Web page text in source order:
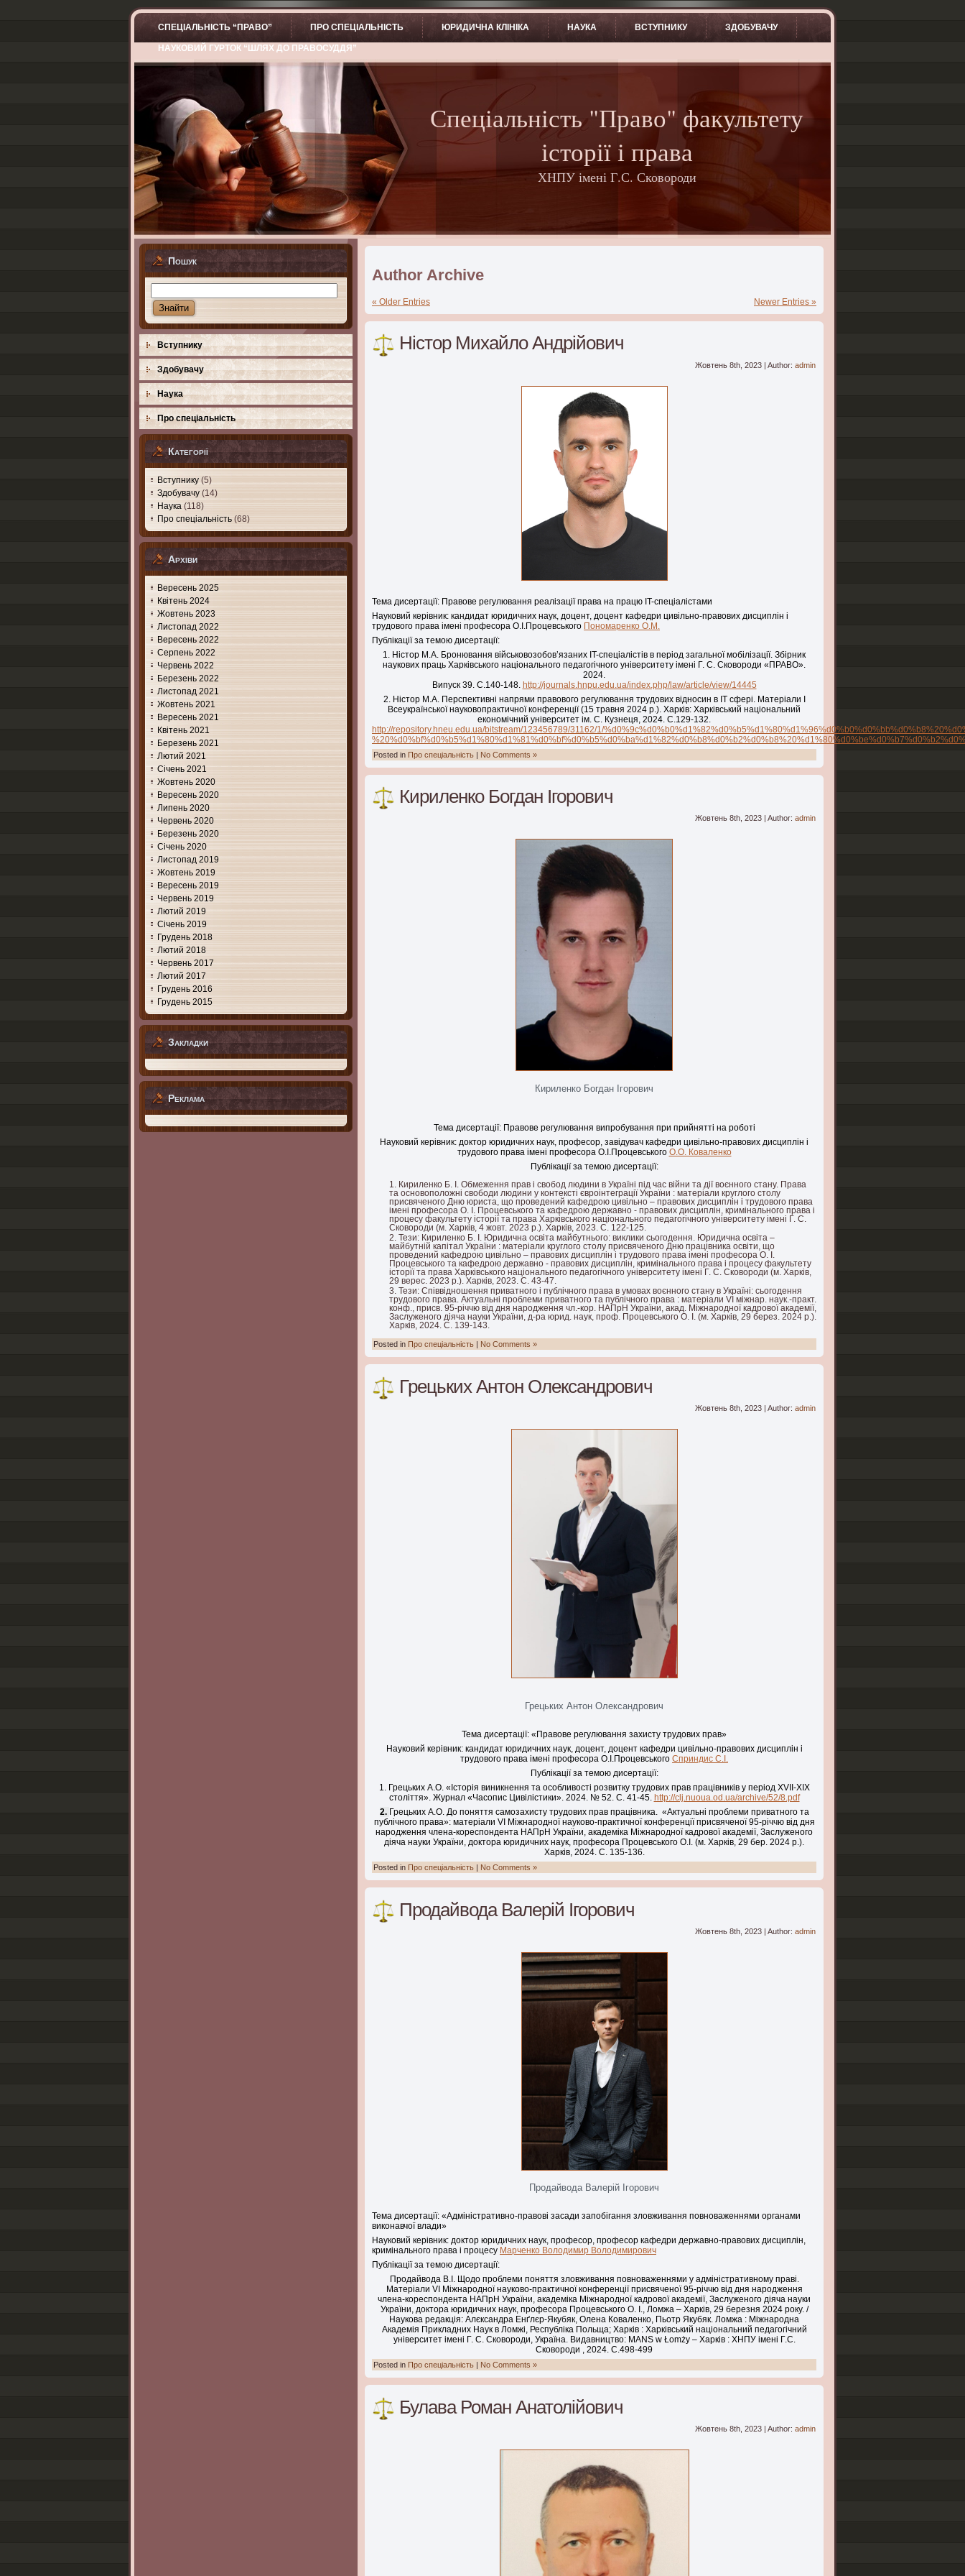
СПЕЦІАЛЬНІСТЬ “ПРАВО” ПРО СПЕЦІАЛЬНІСТЬ ЮРИДИЧНА КЛІНІКА НАУКА ВСТУПНИКУ ЗДОБУВАЧУ
НАУКОВИЙ ГУРТОК “ШЛЯХ ДО ПРАВОСУДДЯ”
Спеціальність "Право" факультету
історії і права
ХНПУ імені Г.С. Сковороди
Пошук
Вступнику
Здобувачу
Наука
Про спеціальність
Категорії
Вступнику (5)
Здобувачу (14)
Наука (118)
Про спеціальність (68)
Архіви
Вересень 2025
Квітень 2024
Жовтень 2023
Листопад 2022
Вересень 2022
Серпень 2022
Червень 2022
Березень 2022
Листопад 2021
Жовтень 2021
Вересень 2021
Квітень 2021
Березень 2021
Лютий 2021
Січень 2021
Жовтень 2020
Вересень 2020
Липень 2020
Червень 2020
Березень 2020
Січень 2020
Листопад 2019
Жовтень 2019
Вересень 2019
Червень 2019
Лютий 2019
Січень 2019
Грудень 2018
Лютий 2018
Червень 2017
Лютий 2017
Грудень 2016
Грудень 2015
Закладки
Реклама
Author Archive
« Older Entries Newer Entries »
Ністор Михайло Андрійович
Жовтень 8th, 2023 | Author: admin
Тема дисертації: Правове регулювання реалізації права на працю IT-спеціалістами
Науковий керівник: кандидат юридичних наук, доцент, доцент кафедри цивільно-правових дисциплін і
трудового права імені професора О.І.Процевського Пономаренко О.М.
Публікації за темою дисертації:
1. Ністор М.А. Бронювання військовозобов’язаних IT-спеціалістів в період загальної мобілізації. Збірник
наукових праць Харківського національного педагогічного університету імені Г. С. Сковороди «ПРАВО».
2024.
Випуск 39. С.140-148. http://journals.hnpu.edu.ua/index.php/law/article/view/14445
2. Ністор М.А. Перспективні напрями правового регулювання трудових відносин в IT сфері. Матеріали І
Всеукраїнської науковопрактичної конференції (15 травня 2024 р.). Харків: Харківський національний
економічний університет ім. С. Кузнеця, 2024. С.129-132.
http://repository.hneu.edu.ua/bitstream/123456789/31162/1/
Posted in Про спеціальність | No Comments »
Кириленко Богдан Ігорович
Жовтень 8th, 2023 | Author: admin
Кириленко Богдан Ігорович
Тема дисертації: Правове регулювання випробування при прийнятті на роботі
Науковий керівник: доктор юридичних наук, професор, завідувач кафедри цивільно-правових дисциплін і
трудового права імені професора О.І.Процевського О.О. Коваленко
Публікації за темою дисертації:
Кириленко Б. І. Обмеження прав і свобод людини в Україні під час війни та дії воєнного стану. Права
та основоположні свободи людини у контексті євроінтеграції України : матеріали круглого столу
присвяченого Дню юриста, що проведений кафедрою цивільно – правових дисциплін і трудового права
імені професора О. І. Процевського та кафедрою державно - правових дисциплін, кримінального права і
процесу факультету історії та права Харківського національного педагогічного університету імені Г. С.
Сковороди (м. Харків, 4 жовт. 2023 р.). Харків, 2023. С. 122-125.
Тези: Кириленко Б. І. Юридична освіта майбутнього: виклики сьогодення. Юридична освіта –
майбутній капітал України : матеріали круглого столу присвяченого Дню працівника освіти, що
проведений кафедрою цивільно – правових дисциплін і трудового права імені професора О. І.
Процевського та кафедрою державно - правових дисциплін, кримінального права і процесу факультету
історії та права Харківського національного педагогічного університету імені Г. С. Сковороди (м. Харків,
29 верес. 2023 р.). Харків, 2023. С. 43-47.
Тези: Співвідношення приватного і публічного права в умовах воєнного стану в Україні: сьогодення
трудового права. Актуальні проблеми приватного та публічного права : матеріали VI міжнар. наук.-практ.
конф., присв. 95-річчю від дня народження чл.-кор. НАПрН України, акад. Міжнародної кадрової академії,
Заслуженого діяча науки України, д-ра юрид. наук, проф. Процевського О. І. (м. Харків, 29 берез. 2024 р.).
Харків, 2024. С. 139-143.
Posted in Про спеціальність No Comments »
Грецьких Антон Олександрович
Жовтень 8th, 2023 | Author: admin
Грецьких Антон Олександрович
Тема дисертації: «Правове регулювання захисту трудових прав»
Науковий керівник: кандидат юридичних наук, доцент, доцент кафедри цивільно-правових дисциплін і
трудового права імені професора О.І.Процевського Сприндис С.І.
Публікації за темою дисертації:
1. Грецьких А.О. «Історія виникнення та особливості розвитку трудових прав працівників у період ХVІІ-XIX
століття». Журнал «Часопис Цивілістики». 2024. № 52. С. 41-45. http://clj.nuoua.od.ua/archive/52/8.pdf
2. Грецьких А.О. До поняття самозахисту трудових прав працівника. «Актуальні проблеми приватного та
публічного права»: матеріали VІ Міжнародної науково-практичної конференції присвяченої 95-річчю від дня
народження члена-кореспондента НАПрН України, академіка Міжнародної кадрової академії, Заслуженого
діяча науки України, доктора юридичних наук, професора Процевського О.І. (м. Харків, 29 бер. 2024 р.).
Харків, 2024. С. 135-136.
Posted in Про спеціальність No Comments »
Продайвода Валерій Ігорович
Жовтень 8th, 2023 | Author: admin
Продайвода Валерій Ігорович
Тема дисертації: «Адміністративно-правові засади запобігання зловживання повноваженнями органами
виконавчої влади»
Науковий керівник: доктор юридичних наук, професор, професор кафедри державно-правових дисциплін,
кримінального права і процесу Марченко Володимир Володимирович
Публікації за темою дисертації:
Продайвода В.І. Щодо проблеми поняття зловживання повноваженнями у адміністративному праві.
Матеріали VІ Міжнародної науково-практичної конференції присвяченої 95-річчю від дня народження
члена-кореспондента НАПрН України, академіка Міжнародної кадрової академії, Заслуженого діяча науки
України, доктора юридичних наук, професора Процевського О. І., Ломжа – Харків, 29 березня 2024 року. /
Наукова редакція: Алєксандра Енґлєр-Якубяк, Олена Коваленко, Пьотр Якубяк. Ломжа : Міжнародна
Академія Прикладних Наук в Ломжі, Республіка Польща; Харків : Харківський національний педагогічний
університет імені Г. С. Сковороди, Україна. Видавництво: MANS w Łomży – Харків : ХНПУ імені Г.С.
Сковороди , 2024. С.498-499
Posted in Про спеціальність No Comments »
Булава Роман Анатолійович
Жовтень 8th, 2023 | Author: admin